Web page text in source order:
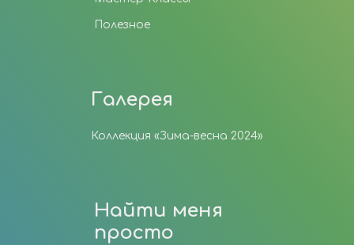
Полезное
Галерея
Коллекция «Зима-весна 2024»
Найти меня
просто